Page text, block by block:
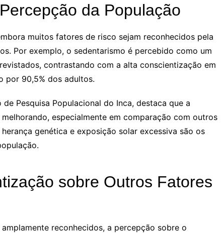
da População
muitos fatores de risco sejam reconhecidos pela
Por exemplo, o sedentarismo é percebido como um
contrastando com a alta conscientização em
por 90,5% dos adultos.
Pesquisa Populacional do Inca, destaca que a
especialmente em comparação com outros
genética e exposição solar excessiva são os
sobre Outros Fatores
reconhecidos, a percepção sobre o